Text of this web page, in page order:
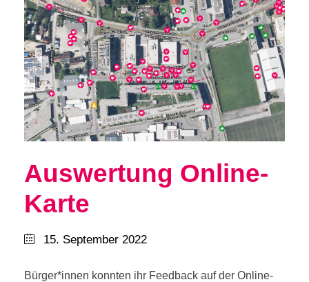
Auswertung Online-
Karte
15. September 2022
Bürger*innen konnten ihr Feedback auf der Online-